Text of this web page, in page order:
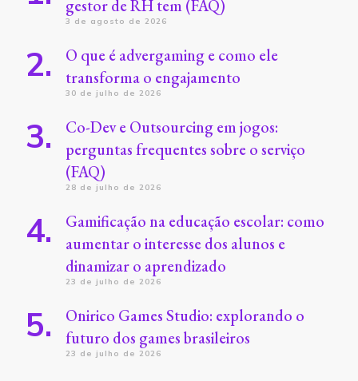
gestor de RH tem (FAQ)
3 de agosto de 2026
O que é advergaming e como ele
transforma o engajamento
30 de julho de 2026
Co-Dev e Outsourcing em jogos:
perguntas frequentes sobre o serviço
(FAQ)
28 de julho de 2026
Gamificação na educação escolar: como
aumentar o interesse dos alunos e
dinamizar o aprendizado
23 de julho de 2026
Onirico Games Studio: explorando o
futuro dos games brasileiros
23 de julho de 2026